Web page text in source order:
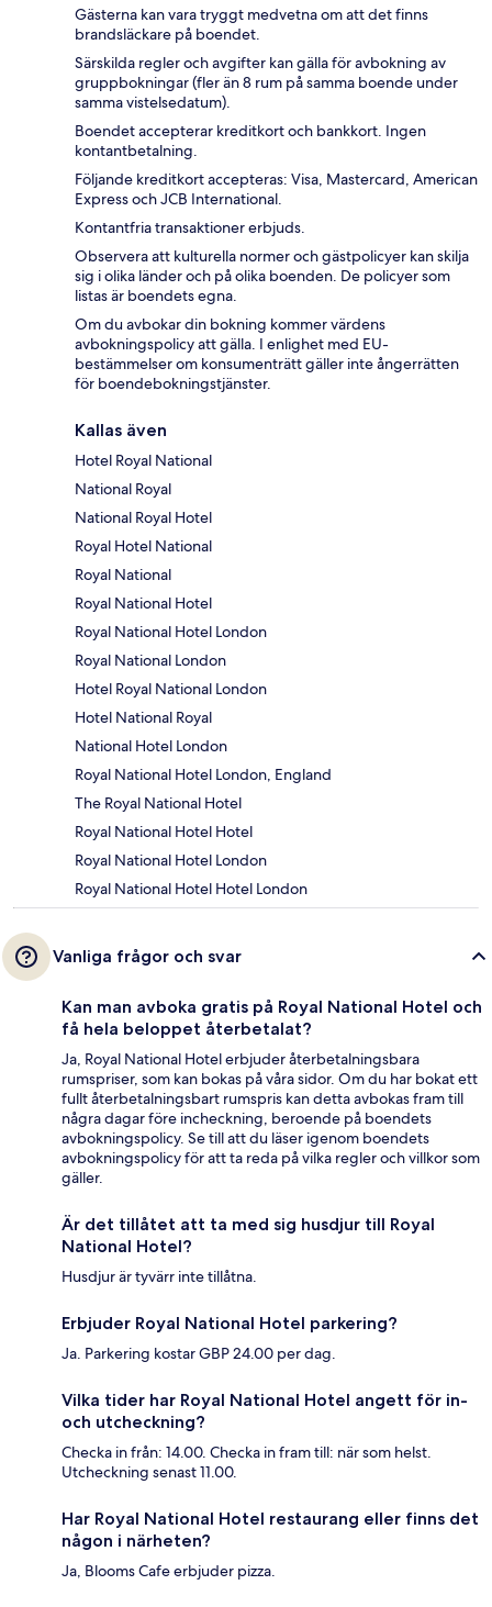
Gästerna kan vara tryggt medvetna om att det finns
brandsläckare på boendet.
Särskilda regler och avgifter kan gälla för avbokning av
gruppbokningar (fler än 8 rum på samma boende under
samma vistelsedatum).
Boendet accepterar kreditkort och bankkort. Ingen
kontantbetalning.
Följande kreditkort accepteras: Visa, Mastercard, American
Express och JCB International.
Kontantfria transaktioner erbjuds.
Observera att kulturella normer och gästpolicyer kan skilja
sig i olika länder och på olika boenden. De policyer som
listas är boendets egna.
Om du avbokar din bokning kommer värdens
avbokningspolicy att gälla. I enlighet med EU-
bestämmelser om konsumenträtt gäller inte ångerrätten
för boendebokningstjänster.
Kallas även
Hotel Royal National
National Royal
National Royal Hotel
Royal Hotel National
Royal National
Royal National Hotel
Royal National Hotel London
Royal National London
Hotel Royal National London
Hotel National Royal
National Hotel London
Royal National Hotel London, England
The Royal National Hotel
Royal National Hotel Hotel
Royal National Hotel London
Royal National Hotel Hotel London
Vanliga frågor och svar
Kan man avboka gratis på Royal National Hotel och
få hela beloppet återbetalat?
Ja, Royal National Hotel erbjuder återbetalningsbara
rumspriser, som kan bokas på våra sidor. Om du har bokat ett
fullt återbetalningsbart rumspris kan detta avbokas fram till
några dagar före incheckning, beroende på boendets
avbokningspolicy. Se till att du läser igenom boendets
avbokningspolicy för att ta reda på vilka regler och villkor som
gäller.
Är det tillåtet att ta med sig husdjur till Royal
National Hotel?
Husdjur är tyvärr inte tillåtna.
Erbjuder Royal National Hotel parkering?
Ja. Parkering kostar GBP 24.00 per dag.
Vilka tider har Royal National Hotel angett för in-
och utcheckning?
Checka in från: 14.00. Checka in fram till: när som helst.
Utcheckning senast 11.00.
Har Royal National Hotel restaurang eller finns det
någon i närheten?
Ja, Blooms Cafe erbjuder pizza.